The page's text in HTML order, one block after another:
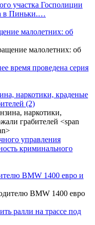
участка Госполиции
в Пиньки.…
малолетних: об
время проведена серия
наркотики, краденые
(2)
управления
криминального
BMW 1400 евро и
ралли на трассе под